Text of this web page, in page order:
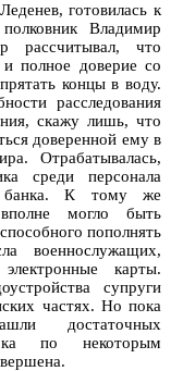
готовилась к
Владимир
что
и полное доверие со
концы в воду.
расследования
скажу лишь, что
доверенной ему в
Отрабатывалась,
среди персонала
банка. К тому же
могло быть
пополнять
военнослужащих,
карты.
супруги
частях. Но пока
достаточных
по некоторым